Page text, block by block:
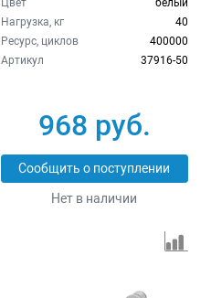
Цвет
белый
Нагрузка, кг
40
Ресурс, циклов
400000
Артикул
37916-50
968 руб.
Сообщить о поступлении
Нет в наличии